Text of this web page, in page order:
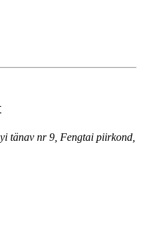
tänav nr 9, Fengtai piirkond,